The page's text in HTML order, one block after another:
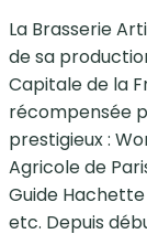
La Brasserie
de sa
Capitale de la
récompensée
prestigieux :
Agricole de
Guide
etc. Depuis